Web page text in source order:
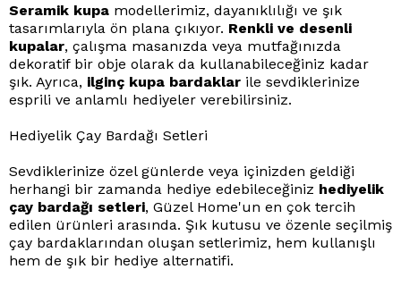
Seramik kupa modellerimiz, dayanıklılığı ve şık
tasarımlarıyla ön plana çıkıyor. Renkli ve desenli
kupalar, çalışma masanızda veya mutfağınızda
dekoratif bir obje olarak da kullanabileceğiniz kadar
şık. Ayrıca, ilginç kupa bardaklar ile sevdiklerinize
esprili ve anlamlı hediyeler verebilirsiniz.
Hediyelik Çay Bardağı Setleri
Sevdiklerinize özel günlerde veya içinizden geldiği
herhangi bir zamanda hediye edebileceğiniz hediyelik
çay bardağı setleri, Güzel Home'un en çok tercih
edilen ürünleri arasında. Şık kutusu ve özenle seçilmiş
çay bardaklarından oluşan setlerimiz, hem kullanışlı
hem de şık bir hediye alternatifi.